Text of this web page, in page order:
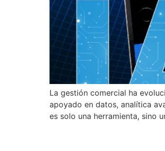
La gestión comercial ha
apoyado en datos, analítica
es solo una herramienta, sino